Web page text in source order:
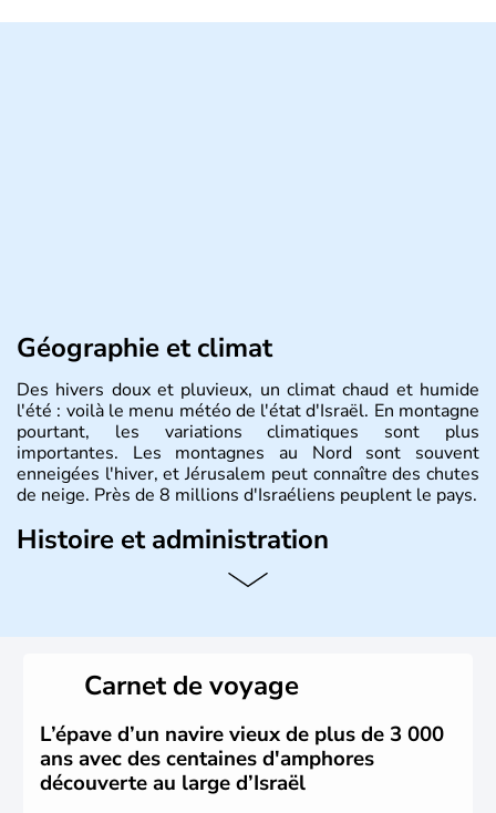
Géographie et climat
Des hivers doux et pluvieux, un climat chaud et humide
l'été : voilà le menu météo de l'état d'Israël. En montagne
pourtant, les variations climatiques sont plus
importantes. Les montagnes au Nord sont souvent
enneigées l'hiver, et Jérusalem peut connaître des chutes
de neige. Près de 8 millions d'Israéliens peuplent le pays.
Histoire et administration
L'Israël est un état de la partie est de la Méditerranée,
vrai essor économique dans le domaine des nouvelles
Carnet de voyage
L’épave d’un navire vieux de plus de 3 000
ans avec des centaines d'amphores
découverte au large d’Israël